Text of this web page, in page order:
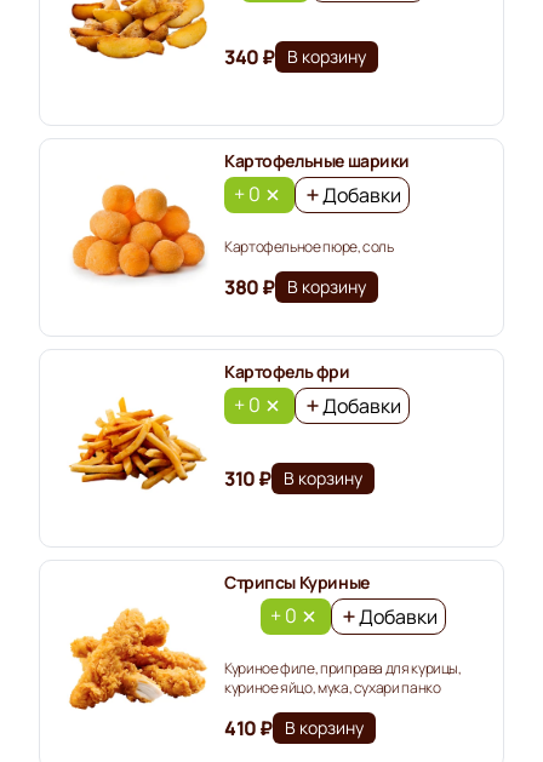
340 ₽ В корзину
Картофельные шарики
+ 0 Добавки
Картофельное пюре, соль
380 ₽ В корзину
Картофель фри
+ 0 Добавки
310 ₽ В корзину
Стрипсы Куриные
+ 0 Добавки
Куриное филе, приправа для курицы,
куриное яйцо, мука, сухари панко
410 ₽ В корзину